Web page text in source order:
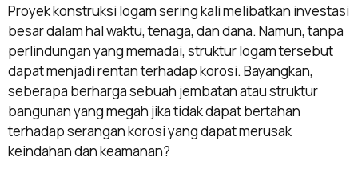
Proyek konstruksi logam sering kali melibatkan investasi
besar dalam hal waktu, tenaga, dan dana. Namun, tanpa
perlindungan yang memadai, struktur logam tersebut
dapat menjadi rentan terhadap korosi. Bayangkan,
seberapa berharga sebuah jembatan atau struktur
bangunan yang megah jika tidak dapat bertahan
terhadap serangan korosi yang dapat merusak
keindahan dan keamanan?